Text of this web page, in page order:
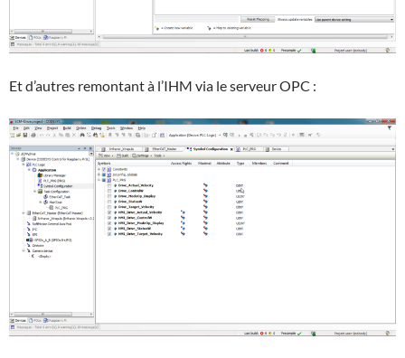
Et d’autres remontant à l’IHM via le serveur OPC :